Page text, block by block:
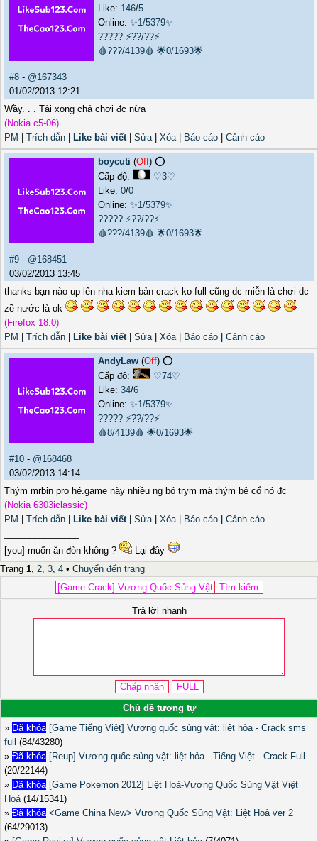
Like: 146/5
Online: ✨1/5379✨
????? ⚡??/??⚡
🩸???/4139🩸 🌟0/1693🌟
#8 - @167343
01/02/2013 12:21
Wầy. . . Tải xong chả chơi đc nữa
(Nokia c5-06)
PM
Trích dẫn Like bài viết| Sửa| Xóa| Báo cáo Cảnh cáo
boycuti (Off) ⭕️
Cấp độ:
♡3♡
Like: 0/0
Online: ✨1/5379✨
????? ⚡??/??⚡
🩸???/4139🩸 🌟0/1693🌟
#9 - @168451
03/02/2013 13:45
thanks bạn nào up lên nha kiem bản crack ko full cũng dc miễn là chơi dc
zề nước là ok
(Firefox 18.0)
PM
Trích dẫn Like bài viết| Sửa| Xóa| Báo cáo Cảnh cáo
AndyLaw (Off) ⭕️
Cấp độ:
♡74♡
Like: 34/6
Online: ✨1/5379✨
????? ⚡??/??⚡
🩸8/4139🩸 🌟0/1693🌟
#10 - @168468
03/02/2013 14:14
Thým mrbin pro hé.game này nhiều ng bó trym mà thým bẻ cổ nó đc
(Nokia 6303iclassic)
PM
Trích dẫn Like bài viết| Sửa| Xóa| Báo cáo
Cảnh cáo
[you] muốn ăn đòn không ?
Lại đây
Trang 1, 2, 3, 4 • Chuyển đến trang
Trả lời nhanh
Chủ đề tương tự
» Đã khóa [Game Tiếng Việt] Vương quốc sủng vật: liệt hỏa - Crack sms
full
(84/43280)
» Đã khóa [Reup] Vương quốc sủng vật: liệt hỏa - Tiếng Việt - Crack Full
(20/22144)
» Đã khóa [Game Pokemon 2012] Liệt Hoả-Vương Quốc Sủng Vật Việt
Hoá(14/15341)
» Đã khóa <Game China New> Vương Quốc Sủng Vật: Liệt Hoả ver 2
(64/29013)